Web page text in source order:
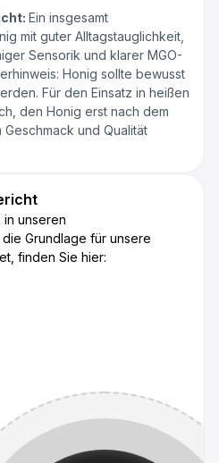
Ein insgesamt
mit guter Alltagstauglichkeit,
Sensorik und klarer MGO-
Honig sollte bewusst
Für den Einsatz in heißen
den Honig erst nach dem
und Qualität
in unseren
Grundlage für unsere
finden Sie hier: